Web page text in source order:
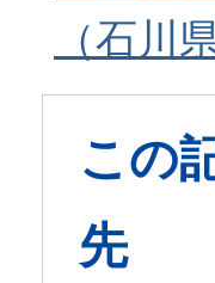
（石川
この
先